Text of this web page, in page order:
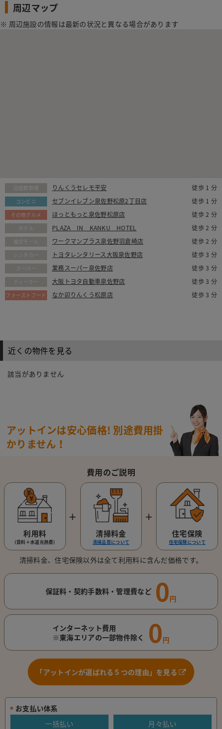
周辺マップ
※ 周辺施設の情報は最新の状況と異なる場合があります
冠婚葬祭場 りんくうセレモ平安 徒歩 1 分
コンビニ セブンイレブン泉佐野松原2丁目店 徒歩 1 分
その他グルメ ほっともっと泉佐野松原店 徒歩 2 分
ホテル PLAZA IN KANKU HOTEL 徒歩 2 分
複合モール ワークマンプラス泉佐野羽倉崎店 徒歩 2 分
レンタカー トヨタレンタリース大阪泉佐野店 徒歩 3 分
スーパー 業務スーパー泉佐野店 徒歩 3 分
ディーラー 大阪トヨタ自動車泉佐野店 徒歩 3 分
ファーストフード なか卯りんくう松原店 徒歩 3 分
近くの物件を見る
該当がありません
アットインは安心価格! 別途費用掛
かりません！
費用のご説明
利用料
（賃料＋水道光熱費）
＋
清掃料金
清掃品質について
＋
住宅保険
住宅保険について
清掃料金、住宅保険以外は全て利用料に含んだ価格です。
保証料・契約手数料・管理費など 0円
インターネット費用
※東海エリアの一部物件除く
0円
「アットインが選ばれる５つの理由」を見る
お支払い体系
一括払い
月々払い